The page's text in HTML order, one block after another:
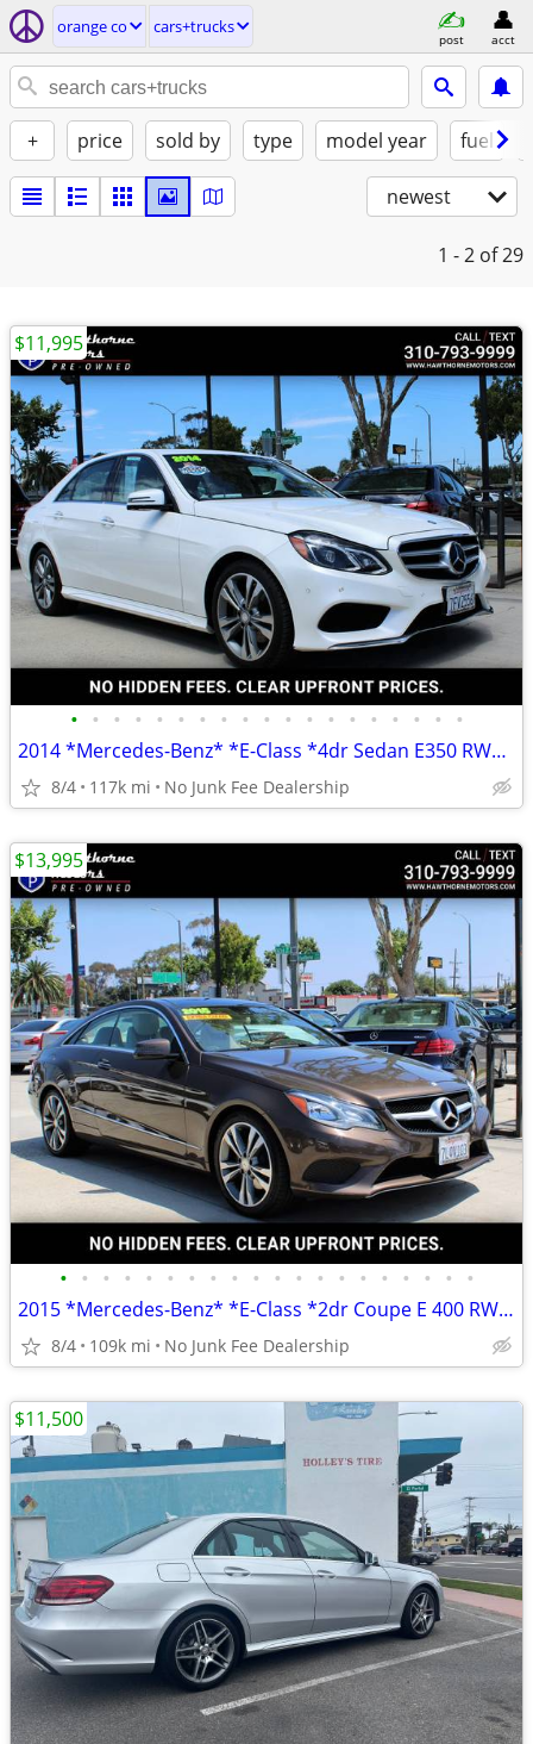
orange co cars+trucks
post acct
+ price sold by type model year fuel
newest
1 - 2 of 29
• • • • • • • • • • • • • • • • • • •
2014 *Mercedes-Benz* *E-Class *4dr Sedan E350 RWD* Diam
8/4 117k mi No Junk Fee Dealership
$11,995
• • • • • • • • • • • • • • • • • • • •
2015 *Mercedes-Benz* *E-Class *2dr Coupe E 400 RWD* Dol
8/4 109k mi No Junk Fee Dealership
$13,995
$11,500